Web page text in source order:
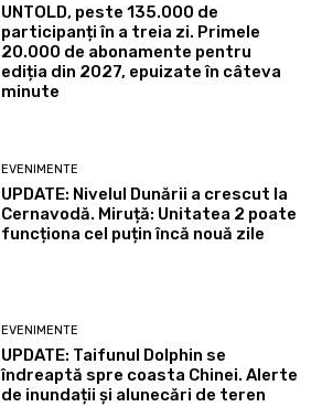
UNTOLD, peste 135.000 de
participanți în a treia zi. Primele
20.000 de abonamente pentru
ediția din 2027, epuizate în câteva
minute
EVENIMENTE
UPDATE: Nivelul Dunării a crescut la
Cernavodă. Miruță: Unitatea 2 poate
funcționa cel puțin încă nouă zile
EVENIMENTE
UPDATE: Taifunul Dolphin se
îndreaptă spre coasta Chinei. Alerte
de inundații și alunecări de teren